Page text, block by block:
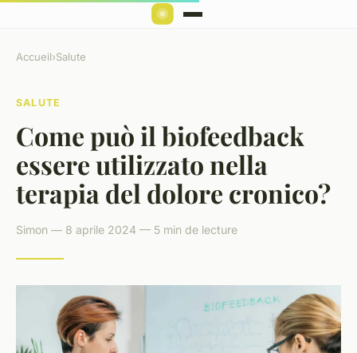
Accueil›Salute
SALUTE
Come può il biofeedback
essere utilizzato nella
terapia del dolore cronico?
Simon — 8 aprile 2024 — 5 min de lecture